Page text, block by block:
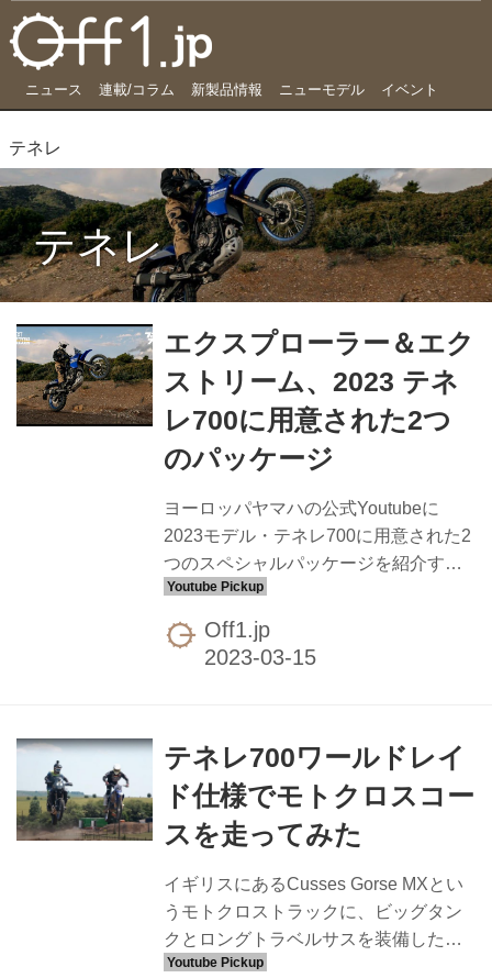
ニュース 連載/コラム 新製品情報 ニューモデル イベント
テネレ
テネレ
エクスプローラー＆エク
ストリーム、2023 テネ
レ700に用意された2つ
のパッケージ
ヨーロッパヤマハの公式Youtubeに
2023モデル・テネレ700に用意された2
つのスペシャルパッケージを紹介する
映像がアップされています。ロングラ
イド向けのエクスプローラーエディシ
ョンでは前後サスのロングトラベル化
ストリームエディションは前後サスの
ロングトラベル化、最低地上高アッ
プ、ワイドペグ＆ハイシート（シート
も特別）、ラジエターガード、そして
どなどが施されています。日本国内で
も欲しい人は多そうですね。
//www.youtube.com/emb...
Off1.jp
テネレ700ワールドレイ
ド仕様でモトクロスコー
スを走ってみた
イギリスにあるCusses Gorse MXとい
うモトクロストラックに、ビッグタン
クとロングトラベルサスを装備したテ
ネレ700ワールドレイド仕様を持ち込ん